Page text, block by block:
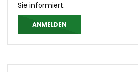
Sie informiert.
ANMELDEN